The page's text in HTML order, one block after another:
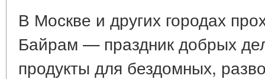
В Москве и других городах
Байрам — праздник добрых
продукты для бездомных,